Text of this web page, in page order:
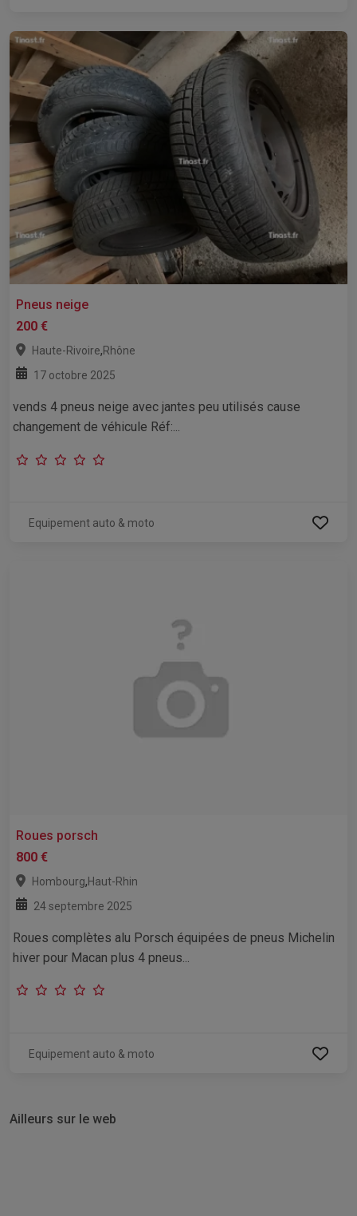
Pneus neige
200 €
Haute-Rivoire,Rhône
17 octobre 2025
vends 4 pneus neige avec jantes peu utilisés cause
changement de véhicule Réf:...
Equipement auto & moto
Roues porsch
800 €
Hombourg,Haut-Rhin
24 septembre 2025
Roues complètes alu Porsch équipées de pneus Michelin
hiver pour Macan plus 4 pneus...
Equipement auto & moto
Ailleurs sur le web